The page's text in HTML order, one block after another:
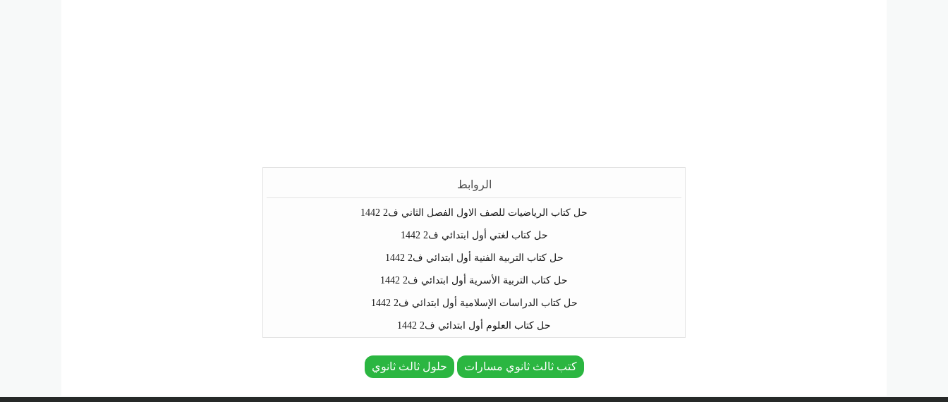
الروابط
حل كتاب الرياضيات للصف الاول الفصل الثاني ف2 1442
حل كتاب لغتي أول ابتدائي ف2 1442
حل كتاب التربية الفنية أول ابتدائي ف2 1442
حل كتاب التربية الأسرية أول ابتدائي ف2 1442
حل كتاب الدراسات الإسلامية أول ابتدائي ف2 1442
حل كتاب العلوم أول ابتدائي ف2 1442
كتب ثالث ثانوي مسارات حلول ثالث ثانوي